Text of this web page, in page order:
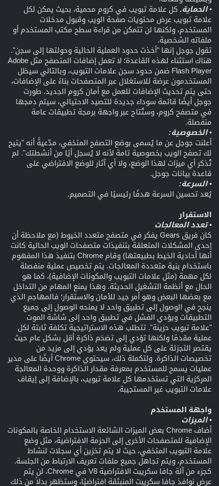
• الحماية. كل علامة تبويب في كروم محمية، بحيث يمكن لكل
علامة تبويب عرض محتويات صفحة الويب وقبول مدخلات
المستخدم، ولكنها لن تتمكن من قراءة سطح مكتب المستخدم أو
ملفاته الشخصية.
تقول جوجل إنها "أخذت حدود العملية الحالية وحولتها إلى سجن".
هناك استثناء لهذه القاعدة؛ لا تعمل إضافات المتصفح مثل Adobe
Flash Player ضمن حدود سجن علامات التبويب، وبالتالي سيظل
المستخدمون عرضة للاستغلال عبر المتصفحات بناءً على الإضافات،
حتى يتم تحديث الإضافات للعمل مع أمان كروم الجديد. طورت
جوجل أيضًا قائمة سوداء جديدة للتصيد الاحتيالي، سيتم دمجها
في متصفح كروم، وستُتاح عبر واجهة برمجة تطبيقات عامة
منفصلة.
• الخصوصية:
أعلنت جوجل عن ما يُسمى بوضع التصفح المتخفي، مدّعيةً أنه "يتيح
لك تصفح الويب بخصوصية تامة لأنه لا يُسجل أيًا من أنشطتك". لم
تُذكر أي ميزات لهذا الوضع، ولا أي آثار للوضع الافتراضي على
قاعدة بيانات جوجل.
• السرعة:
يُعد تحسين السرعة هدفًا رئيسيًا في التصميم.
الاستقرار
• تعدد المعالجات
كان فريق Gears يفكر في متصفح متعدد الخيوط (مع ملاحظة أن
إحدى المشكلات المتعلقة بتنفيذات متصفحات الويب الحالية كانت
أنها أحادية الخيط بطبيعتها) وقام Chrome بتنفيذ هذا المفهوم
باستخدام بنية متعددة المعالجات. يتم تخصيص عملية منفصلة
لكل مهمة (مثل علامات التبويب والمكونات الإضافية)، كما هو
الحال مع أنظمة التشغيل الحديثة. وهذا يمنع المهام من التداخل
مع بعضها البعض وهو أمر جيد للأمان والاستقرار؛ فالمهاجم الذي
ينجح في الوصول إلى تطبيق واحد لا يمنحه الوصول إلى جميع
التطبيقات ويؤدي الفشل في تطبيق واحد إلى شاشة الموت
"علامة تبويب حزينة". تتطلب هذه الاستراتيجية تكلفة ثابتة لكل
عملية مقدمًا ولكنها تؤدي إلى تضخم ذاكرة أقل بشكل عام حيث
يقتصر التجزئة على كل عملية ولم يعد يؤدي إلى مزيد من
تخصيصات الذاكرة. ولتكملة ذلك، سيحتوي Chrome أيضًا على مدير
عمليات يسمح للمستخدم بمعرفة مقدار الذاكرة ووحدة المعالجة
المركزية التي تستخدمها كل علامة تبويب، بالإضافة إلى إيقاف
علامات التبويب غير المستجيبة.
واجهة المستخدم
• الميزات
أضاف Chrome بعض الميزات الشائعة الاستخدام الخاصة بالمكونات
الإضافية للمتصفحات الأخرى إلى الحزمة الافتراضية، مثل وضع
علامة التبويب المتخفي، حيث لا يتم تخزين أي سجلات لنشاط
المستخدم، ويتم تجاهل جميع ملفات تعريف الارتباط من الجلسة.
كجزء من آلة جافا سكريبت الافتراضية V8 في Chrome، لن يتم
عرض نوافذ جافا سكريبت المنبثقة افتراضيًا، وستظهر بدلاً من ذلك